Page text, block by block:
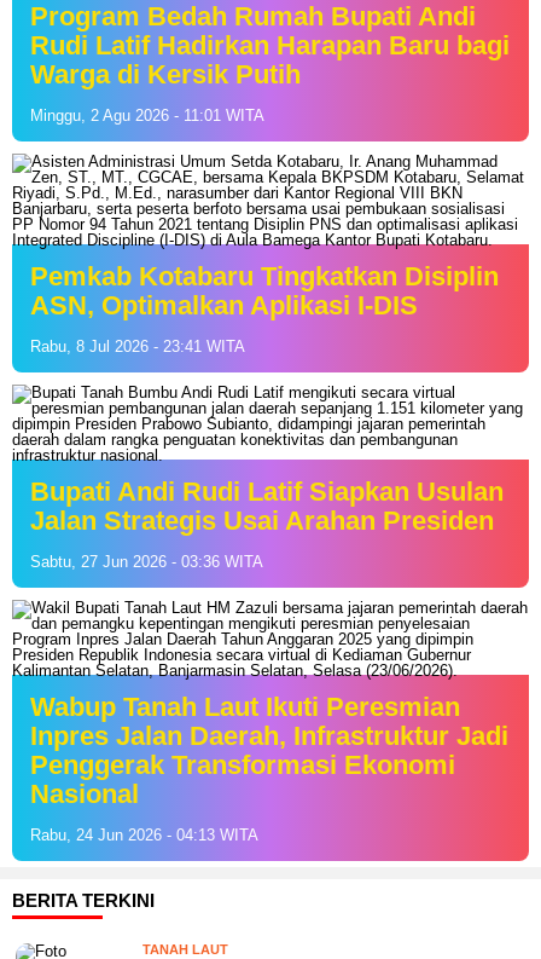
Program Bedah Rumah Bupati Andi
Rudi Latif Hadirkan Harapan Baru bagi
Warga di Kersik Putih
Minggu, 2 Agu 2026 - 11:01 WITA
Pemkab Kotabaru Tingkatkan Disiplin
ASN, Optimalkan Aplikasi I-DIS
Rabu, 8 Jul 2026 - 23:41 WITA
Bupati Andi Rudi Latif Siapkan Usulan
Jalan Strategis Usai Arahan Presiden
Sabtu, 27 Jun 2026 - 03:36 WITA
Wabup Tanah Laut Ikuti Peresmian
Inpres Jalan Daerah, Infrastruktur Jadi
Penggerak Transformasi Ekonomi
Nasional
Rabu, 24 Jun 2026 - 04:13 WITA
BERITA TERKINI
TANAH LAUT